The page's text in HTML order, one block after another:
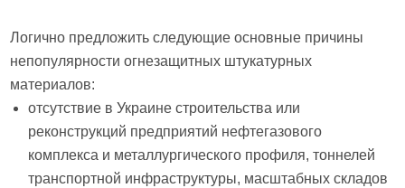
Логично предложить следующие основные причины
непопулярности огнезащитных штукатурных
материалов:
отсутствие в Украине строительства или
реконструкций предприятий нефтегазового
комплекса и металлургического профиля, тоннелей
транспортной инфраструктуры, масштабных складов